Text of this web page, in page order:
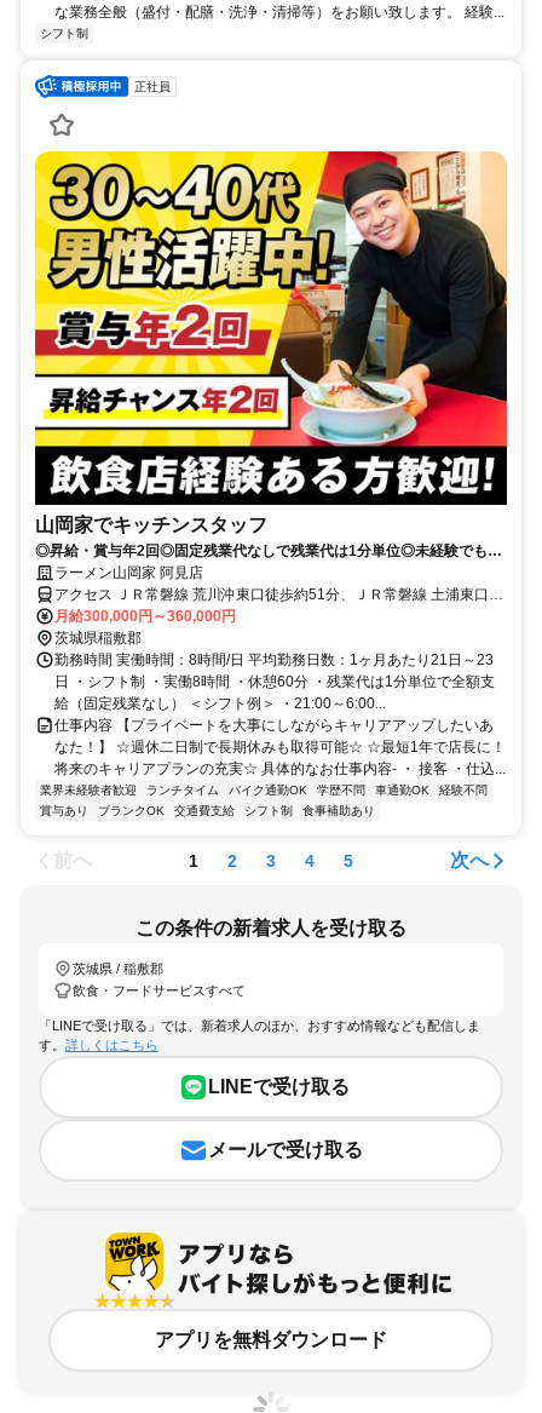
な業務全般（盛付・配膳・洗浄・清掃等）をお願い致します。 経験...
シフト制
正社員
山岡家でキッチンスタッフ
◎昇給・賞与年2回◎固定残業代なしで残業代は1分単位◎未経験でも1
年で店長へ！店長は月給43万円以上
ラーメン山岡家 阿見店
アクセス ＪＲ常磐線 荒川沖東口徒歩約51分、ＪＲ常磐線 土浦東口徒
歩約63分、ＪＲ常磐線 ひたち野うしく東口徒歩約84分
月給300,000円～360,000円
茨城県稲敷郡
勤務時間 実働時間：8時間/日 平均勤務日数：1ヶ月あたり21日～23
日 ・シフト制 ・実働8時間 ・休憩60分 ・残業代は1分単位で全額支
給（固定残業なし） ＜シフト例＞ ・21:00～6:00...
仕事内容 【プライベートを大事にしながらキャリアアップしたいあ
なた！】 ☆週休二日制で長期休みも取得可能☆ ☆最短1年で店長に！
将来のキャリアプランの充実☆ 具体的なお仕事内容- ・ 接客 ・仕込...
業界未経験者歓迎 ランチタイム バイク通勤OK 学歴不問 車通勤OK
経験不問
賞与あり
ブランクOK 交通費支給 シフト制 食事補助あり
前へ 1 2 3 4 5 次へ
この条件の新着求人を受け取る
茨城県 / 稲敷郡
飲食・フードサービスすべて
「LINEで受け取る」では、新着求人のほか、おすすめ情報なども配信しま
す。 詳しくはこちら
LINEで受け取る
メールで受け取る
アプリを無料ダウンロード